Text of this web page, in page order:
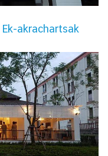
akrachartsak